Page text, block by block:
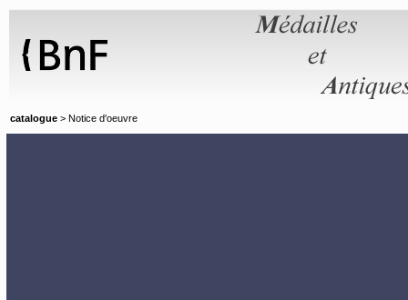
catalogue > Notice d'oeuvre